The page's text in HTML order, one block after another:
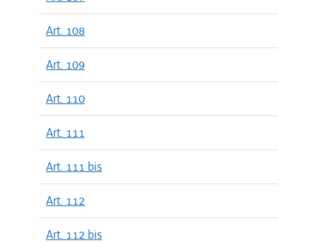
Art. 108
Art. 109
Art. 110
Art. 111
Art. 111 bis
Art. 112
Art. 112 bis